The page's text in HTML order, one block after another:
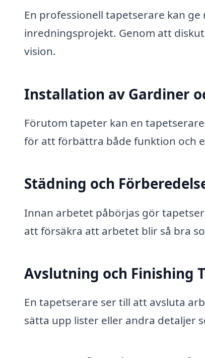
En professionell tapetserare kan
inredningsprojekt. Genom att
vision.
Installation av Gardiner
Förutom tapeter kan en
för att förbättra både funktion och
Städning och
Innan arbetet påbörjas gör
att försäkra att arbetet blir så bra
Avslutning och Finishing
En tapetserare ser till att avsluta
sätta upp lister eller andra detaljer